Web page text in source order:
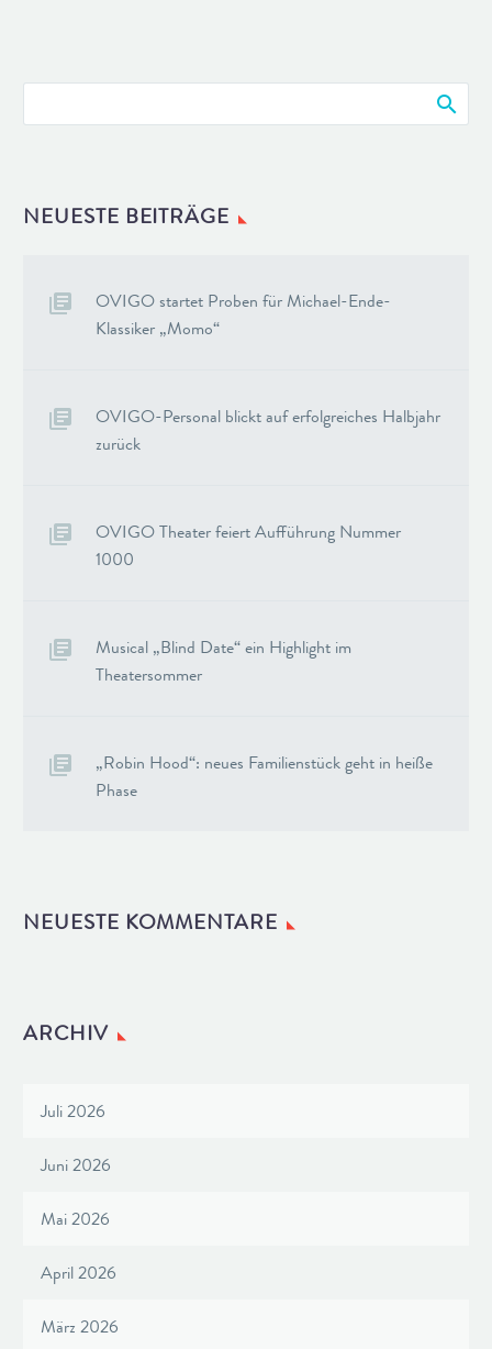
NEUESTE BEITRÄGE
OVIGO startet Proben für Michael-Ende-
Klassiker „Momo“
OVIGO-Personal blickt auf erfolgreiches Halbjahr
zurück
OVIGO Theater feiert Aufführung Nummer
1000
Musical „Blind Date“ ein Highlight im
Theatersommer
„Robin Hood“: neues Familienstück geht in heiße
Phase
NEUESTE KOMMENTARE
ARCHIV
Juli 2026
Juni 2026
Mai 2026
April 2026
März 2026